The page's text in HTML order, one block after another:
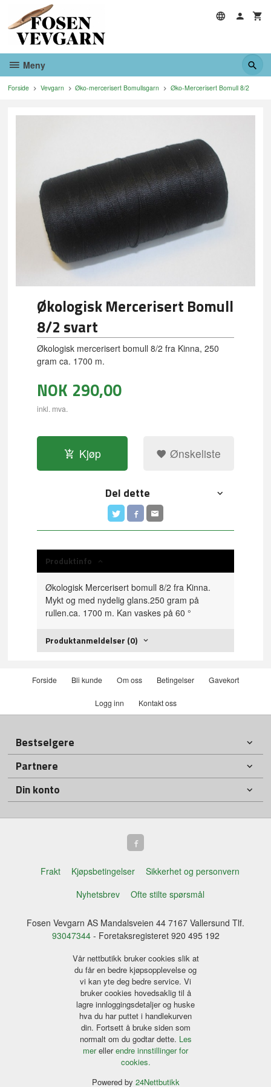
innholdet
Meny
Forside Vevgarn Øko-mercerisert Bomullsgarn Øko-Mercerisert Bomull 8/2
Økologisk Mercerisert Bomull
8/2 svart
Økologisk mercerisert bomull 8/2 fra Kinna, 250
gram ca. 1700 m.
NOK 290,00
inkl. mva.
Kjøp Ønskeliste
Del dette
Produktinfo
Økologisk Mercerisert bomull 8/2 fra Kinna.
Mykt og med nydelig glans.250 gram på
rullen.ca. 1700 m. Kan vaskes på 60 °
Produktanmeldelser (0)
Forside Bli kunde Om oss Betingelser Gavekort
Logg inn Kontakt oss
Bestselgere
Partnere
Din konto
Frakt Kjøpsbetingelser
Sikkerhet og personvern
Nyhetsbrev
Ofte stilte spørsmål
Fosen Vevgarn AS Mandalsveien 44 7167 Vallersund Tlf.
93047344- Foretaksregisteret 920 495 192
Vår nettbutikk bruker cookies slik at
du får en bedre kjøpsopplevelse og
vi kan yte deg bedre service. Vi
bruker cookies hovedsaklig til å
lagre innloggingsdetaljer og huske
hva du har puttet i handlekurven
din. Fortsett å bruke siden som
normalt om du godtar dette. Les
merellerendre innstillinger for
cookies.
Powered by 24Nettbutikk